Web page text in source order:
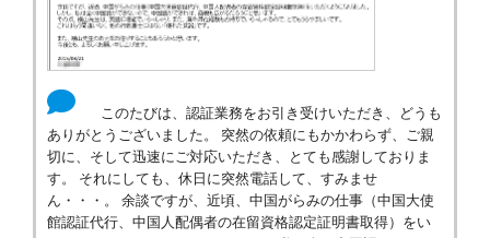
このたびは、認証業務をお引き受けいただき、どうも
ありがとうございました。 突然の依頼にもかかわらず、ご親
切に、そして迅速にご対応いただき、とても感謝しておりま
す。 それにしても、休日に突然電話して、すみませ
ん・・・。 余談ですが、近頃、中国がらみの仕事（中国大使
館認証代行、中国人配偶者の在留資格認定証明書取得）をい